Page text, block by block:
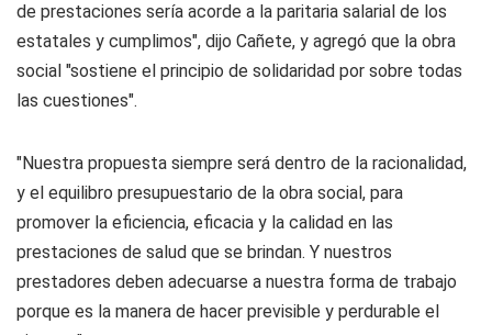
de prestaciones sería acorde a la paritaria salarial de los
estatales y cumplimos", dijo Cañete, y agregó que la obra
social "sostiene el principio de solidaridad por sobre todas
las cuestiones".
"Nuestra propuesta siempre será dentro de la racionalidad,
y el equilibro presupuestario de la obra social, para
promover la eficiencia, eficacia y la calidad en las
prestaciones de salud que se brindan. Y nuestros
prestadores deben adecuarse a nuestra forma de trabajo
porque es la manera de hacer previsible y perdurable el